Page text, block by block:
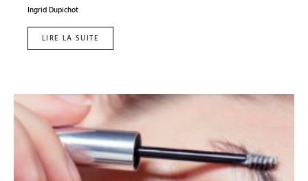
Ingrid Dupichot
LIRE LA SUITE